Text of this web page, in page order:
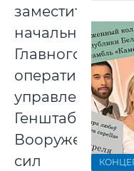
заместитель
начальника
Главного
оперативного
управления
Генштаба
Вооруженных
сил